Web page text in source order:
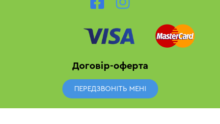
Договір-оферта
ПЕРЕДЗВОНІТЬ МЕНІ